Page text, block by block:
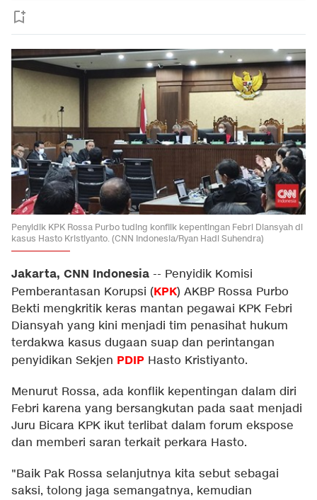
Penyidik KPK Rossa Purbo tuding konflik kepentingan Febri Diansyah di
kasus Hasto Kristiyanto. (CNN Indonesia/Ryan Hadi Suhendra)
Jakarta, CNN Indonesia -- Penyidik Komisi
Pemberantasan Korupsi (KPK) AKBP Rossa Purbo
Bekti mengkritik keras mantan pegawai KPK Febri
Diansyah yang kini menjadi tim penasihat hukum
terdakwa kasus dugaan suap dan perintangan
penyidikan Sekjen PDIP Hasto Kristiyanto.
Menurut Rossa, ada konflik kepentingan dalam diri
Febri karena yang bersangkutan pada saat menjadi
Juru Bicara KPK ikut terlibat dalam forum ekspose
dan memberi saran terkait perkara Hasto.
"Baik Pak Rossa selanjutnya kita sebut sebagai
saksi, tolong jaga semangatnya, kemudian